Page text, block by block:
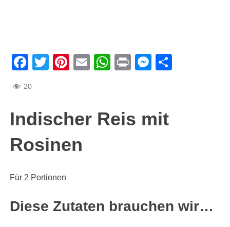
Facebook
TwitterPinterest
EmailWhatsApp
Print
20
Indischer Reis mit
Rosinen
Für 2 Portionen
Diese Zutaten brauchen wir…